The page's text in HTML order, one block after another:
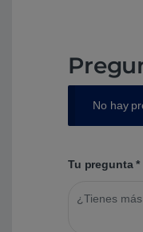
No hay
Tu pregunta*